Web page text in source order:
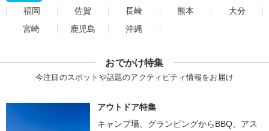
福岡
佐賀 長崎 熊本
大分
宮崎
鹿児島 沖縄
おでかけ特集
今注目のスポットや話題のアクティビティ情報をお届け
アウトドア特集
キャンプ場、グランピングからBBQ、アス